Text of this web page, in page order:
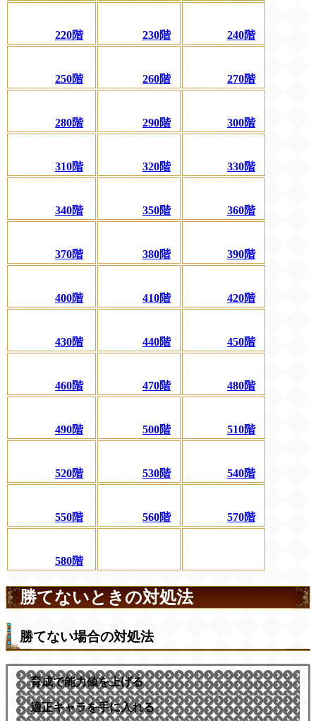
220階 230階 240階
250階 260階 270階
280階 290階 300階
310階 320階 330階
340階 350階 360階
370階 380階 390階
400階 410階 420階
430階 440階 450階
460階 470階 480階
490階 500階 510階
520階 530階 540階
550階 560階 570階
580階
勝てないときの対処法
勝てない場合の対処法
育成で能力値を上げる
適正キャラを手に入れる